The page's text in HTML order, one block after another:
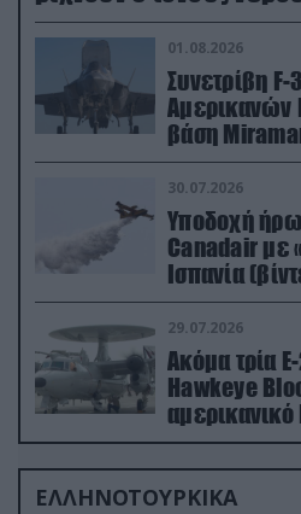
01.08.2026
Συνετρίβη
Αμερικανών
βάση
30.07.2026
Υποδοχή
Canadair με
Ισπανία
29.07.2026
Ακόμα τρία
Hawkeye
αμερικανικό
δισ.δολάρια
ΕΛΛΗΝΟΤΟΥΡΚΙΚΑ